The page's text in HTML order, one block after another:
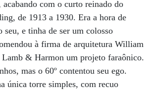
com o curto reinado do
de 1913 a 1930. Era a hora de
seu, e tinha de ser um colosso
à firma de arquitetura William
& Harmon um projeto faraônico.
mas o 60º contentou seu ego.
única torre simples, com recuo